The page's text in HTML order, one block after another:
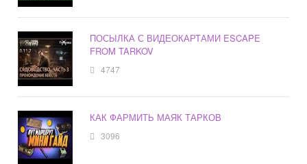
ПОСЫЛКА С ВИДЕОКАРТАМИ ESCAPE
FROM TARKOV
4747
КАК ФАРМИТЬ МАЯК ТАРКОВ
3096